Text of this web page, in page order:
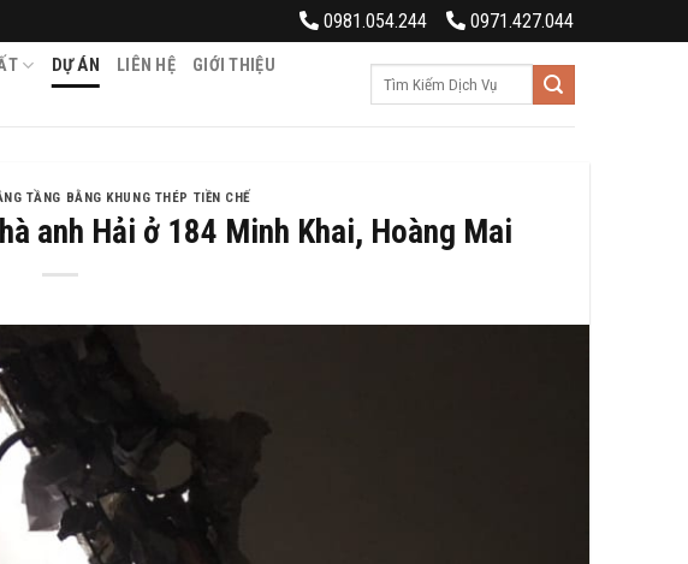
0981.054.244 0971.427.044
DỰ ÁN LIÊN HỆ GIỚI THIỆU
TẦNG BẰNG KHUNG THÉP TIỀN CHẾ
anh Hải ở 184 Minh Khai, Hoàng Mai